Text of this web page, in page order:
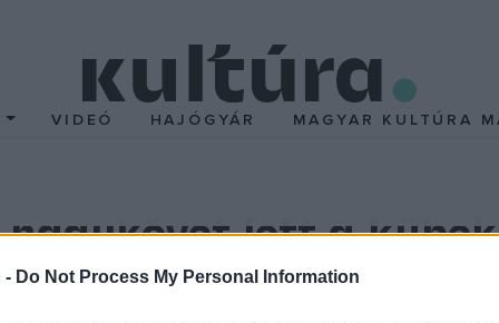
- Do Not Process My Personal Information
VIDEÓ HAJÓGYÁR MAGYAR KULTÚRA
nagykövet lett a